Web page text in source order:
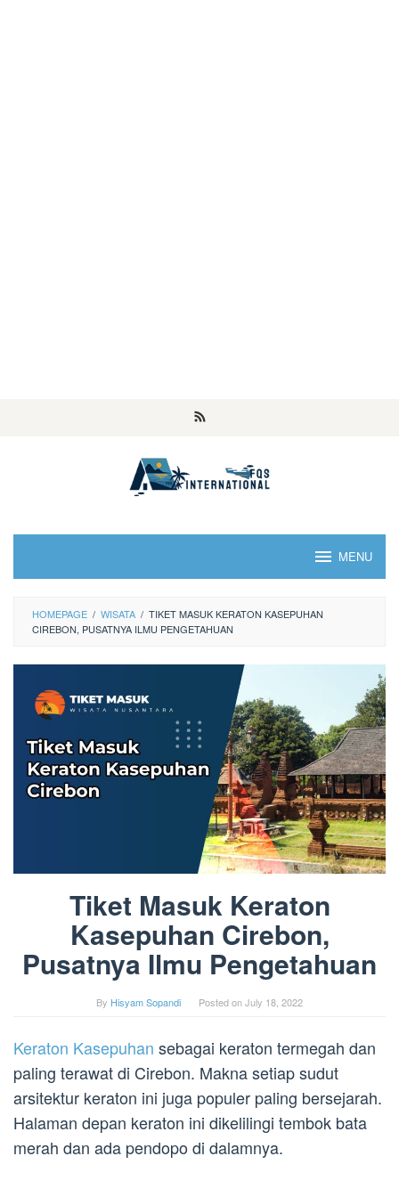
MENU
HOMEPAGE / WISATA / TIKET MASUK KERATON KASEPUHAN
CIREBON, PUSATNYA ILMU PENGETAHUAN
Tiket Masuk Keraton
Kasepuhan Cirebon,
Pusatnya Ilmu Pengetahuan
By Hisyam Sopandi Posted onJuly 18, 2022
Keraton Kasepuhan sebagai keraton termegah dan
paling terawat di Cirebon. Makna setiap sudut
arsitektur keraton ini juga populer paling bersejarah.
Halaman depan keraton ini dikelilingi tembok bata
merah dan ada pendopo di dalamnya.